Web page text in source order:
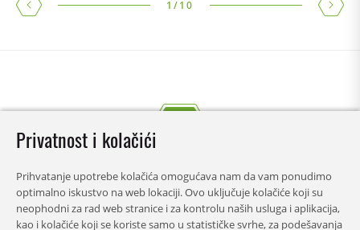
1 /10
Privatnost i kolačići
Prihvatanje upotrebe kolačića omogućava nam da vam ponudimo
optimalno iskustvo na web lokaciji. Ovo uključuje kolačiće koji su
neophodni za rad web stranice i za kontrolu naših usluga i aplikacija,
kao i kolačiće koji se koriste samo u statističke svrhe, za podešavanja